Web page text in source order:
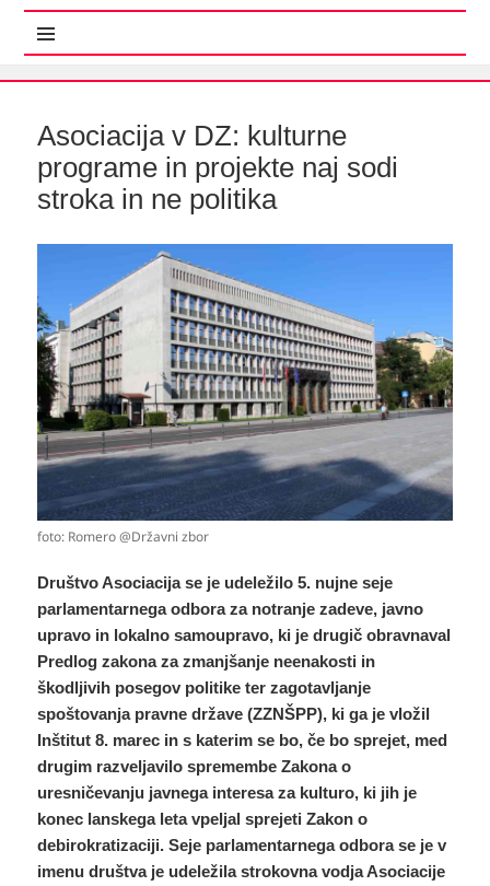
Asociacija v DZ: kulturne
programe in projekte naj sodi
stroka in ne politika
foto: Romero @Državni zbor
Društvo Asociacija se je udeležilo 5. nujne seje
parlamentarnega odbora za notranje zadeve, javno
upravo in lokalno samoupravo, ki je drugič obravnaval
Predlog zakona za zmanjšanje neenakosti in
škodljivih posegov politike ter zagotavljanje
spoštovanja pravne države (ZZNŠPP), ki ga je vložil
Inštitut 8. marec in s katerim se bo, če bo sprejet, med
drugim razveljavilo spremembe Zakona o
uresničevanju javnega interesa za kulturo, ki jih je
konec lanskega leta vpeljal sprejeti Zakon o
debirokratizaciji. Seje parlamentarnega odbora se je v
imenu društva je udeležila strokovna vodja Asociacije